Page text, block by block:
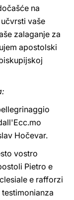
na
vaše
zalaganje za
apostolski
Hočevar.
vostro
Pietro e
e rafforzi